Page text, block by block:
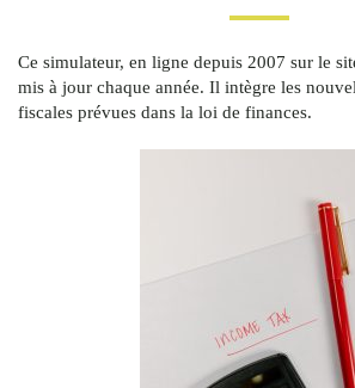
Ce simulateur, en ligne depuis 2007 sur le
mis à jour chaque année. Il intègre les
fiscales prévues dans la loi de finances.